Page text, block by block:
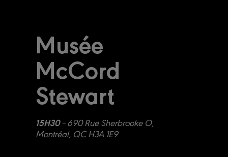
Musée
McCord
Stewart
15H30–690 Rue Sherbrooke O,
Montréal, QC H3A 1E9